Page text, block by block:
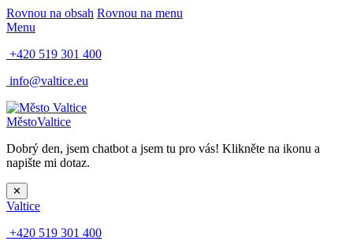
Rovnou na obsah Rovnou na menu
Menu
+420 519 301 400
info@valtice.eu
MěstoValtice
Dobrý den, jsem chatbot a jsem tu pro vás! Klikněte na ikonu a
napište mi dotaz.
✕
Valtice
+420 519 301 400